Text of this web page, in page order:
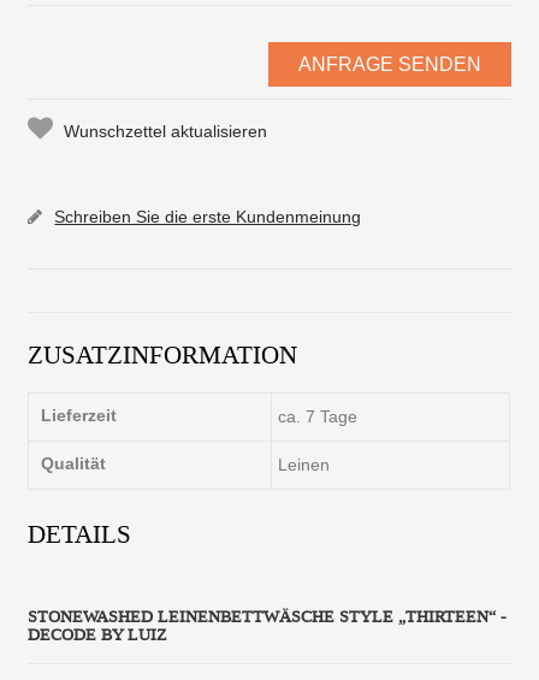
ANFRAGE SENDEN
Wunschzettel aktualisieren
Schreiben Sie die erste Kundenmeinung
ZUSATZINFORMATION
Lieferzeit ca. 7 Tage
Qualität Leinen
DETAILS
STONEWASHED LEINENBETTWÄSCHE STYLE „THIRTEEN“ -
DECODE BY LUIZ